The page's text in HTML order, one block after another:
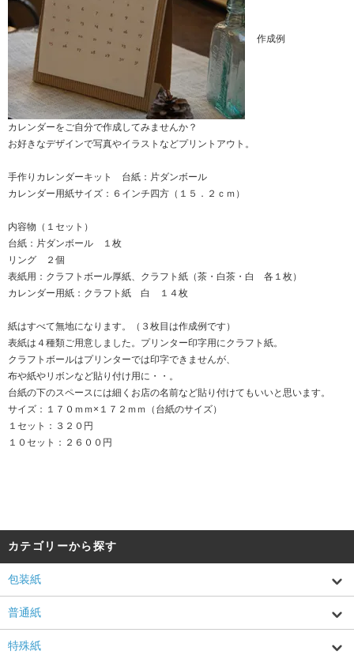
作成例
カレンダーをご自分で作成してみませんか？
お好きなデザインで写真やイラストなどプリントアウト。
手作りカレンダーキット 台紙：片ダンボール
カレンダー用紙サイズ：６インチ四方（１５．２ｃｍ）
内容物（１セット）
台紙：片ダンボール １枚
リング ２個
表紙用：クラフトボール厚紙、クラフト紙（茶・白茶・白 各１枚）
カレンダー用紙：クラフト紙 白 １４枚
紙はすべて無地になります。（３枚目は作成例です）
表紙は４種類ご用意しました。プリンター印字用にクラフト紙。
クラフトボールはプリンターでは印字できませんが、
布や紙やリボンなど貼り付け用に・・。
台紙の下のスペースには細くお店の名前など貼り付けてもいいと思います。
サイズ：１７０ｍｍ×１７２ｍｍ（台紙のサイズ）
１セット：３２０円
１０セット：２６００円
カテゴリーから探す
包装紙
普通紙
特殊紙